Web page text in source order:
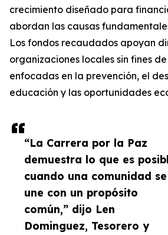
“La Carrera por la Paz
demuestra lo que es
cuando una comunidad se
une con un propósito
común,” dijo Len
Dominguez, Tesorero y
crecimiento diseñado para
abordan las causas
Los fondos recaudados apoyan
organizaciones locales sin fines
enfocadas en la prevención, el
educación y las oportunidades